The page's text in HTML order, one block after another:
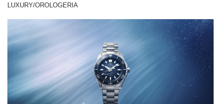
LUXURY/OROLOGERIA